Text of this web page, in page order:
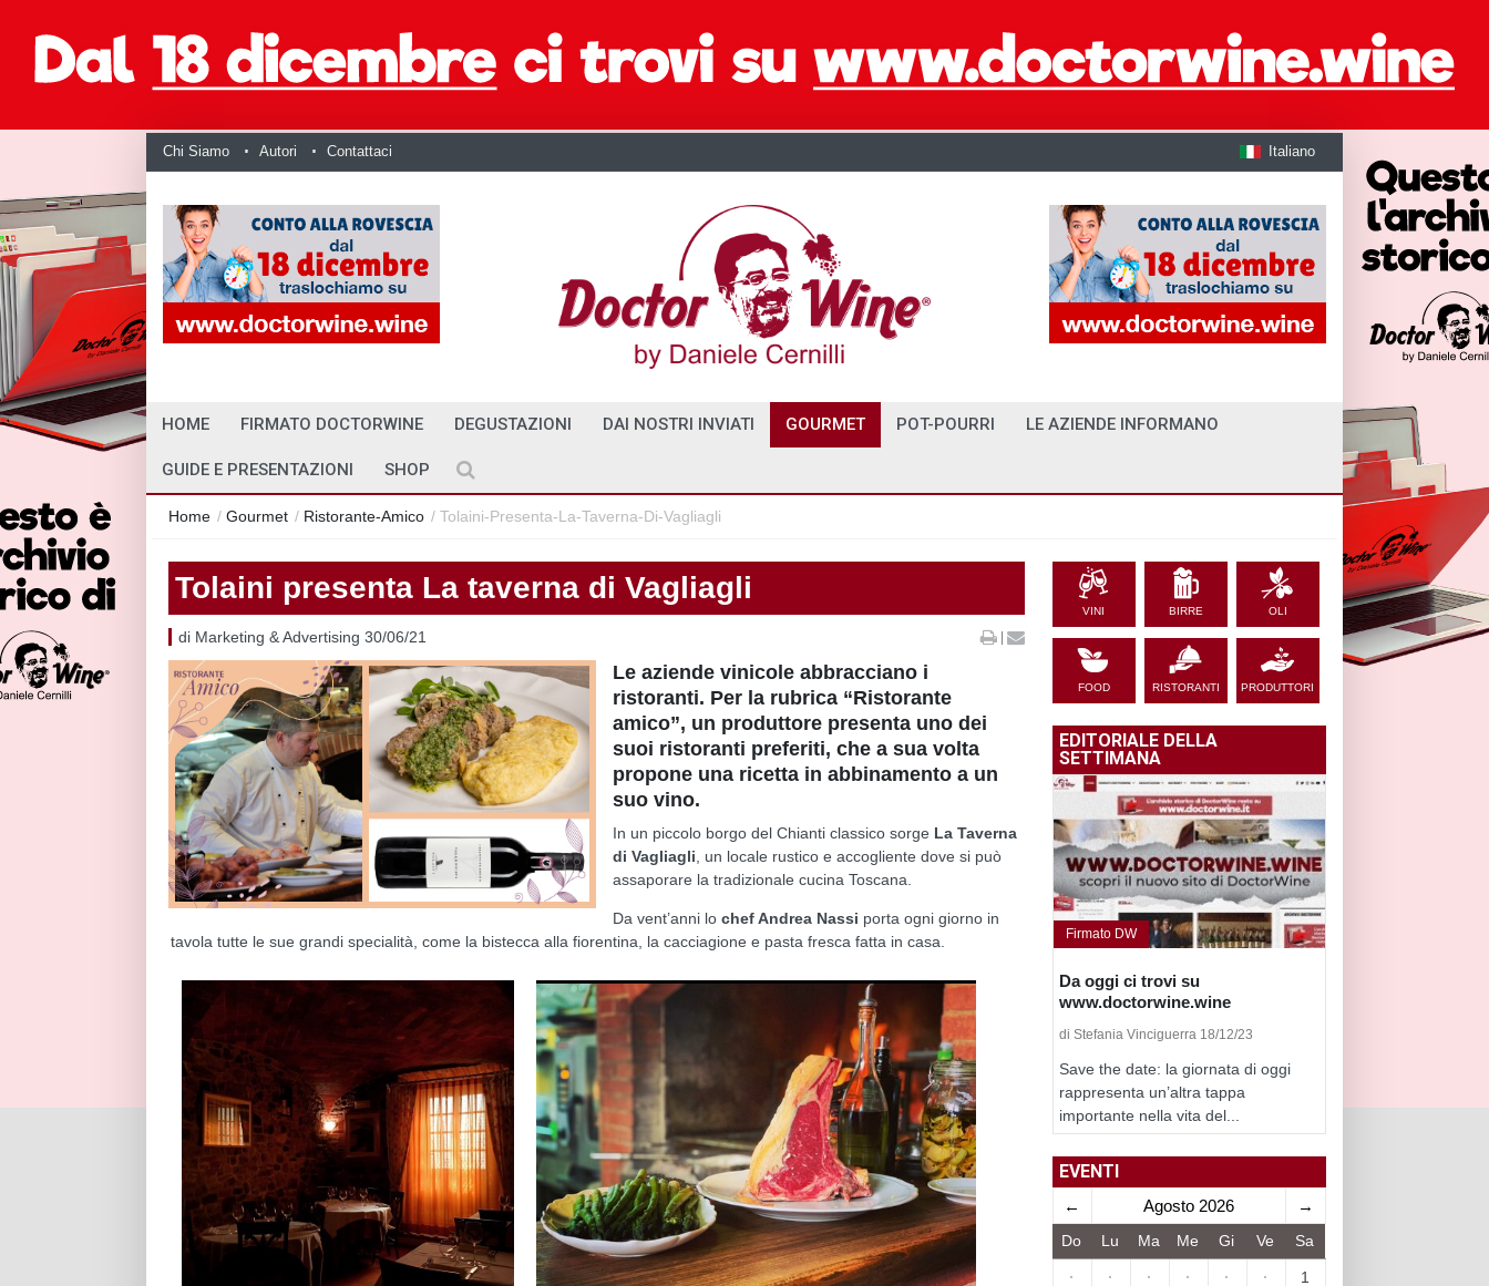
Chi Siamo Autori Contattaci Italiano
HOME FIRMATO DOCTORWINE DEGUSTAZIONI DAI NOSTRI INVIATI GOURMET POT-POURRI LE AZIENDE INFORMANO
GUIDE E PRESENTAZIONI SHOP
Home / Gourmet / Ristorante-Amico / Tolaini-Presenta-La-Taverna-Di-Vagliagli
Tolaini presenta La taverna di Vagliagli
di Marketing & Advertising 30/06/21 |
Le aziende vinicole abbracciano i
ristoranti. Per la rubrica “Ristorante
amico”, un produttore presenta uno dei
suoi ristoranti preferiti, che a sua volta
propone una ricetta in abbinamento a un
suo vino.
In un piccolo borgo del Chianti classico sorge La Taverna
di Vagliagli , un locale rustico e accogliente dove si può
assaporare la tradizionale cucina Toscana.
Da vent’anni lochef Andrea Nassi porta ogni giorno in
tavola tutte le sue grandi specialità, come la bistecca alla fiorentina, la cacciagione e pasta fresca fatta in casa.
VINI BIRRE OLI
FOOD RISTORANTI PRODUTTORI
EDITORIALE DELLA
SETTIMANA
Firmato DW
Da oggi ci trovi su
www.doctorwine.wine
di Stefania Vinciguerra 18/12/23
Save the date: la giornata di oggi
rappresenta un’altra tappa
importante nella vita del...
EVENTI
← Agosto 2026 →
Do Lu Ma Me Gi Ve Sa
· · · · · · 1